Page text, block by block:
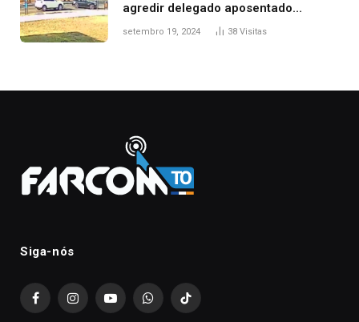
agredir delegado aposentado
durante confusão no trânsito
setembro 19, 2024 38 Visitas
Siga-nós
FacebookInstagramYouTubeWhatsAppTikTok